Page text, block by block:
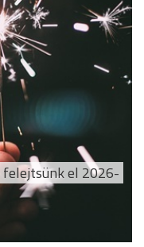
el 2026-